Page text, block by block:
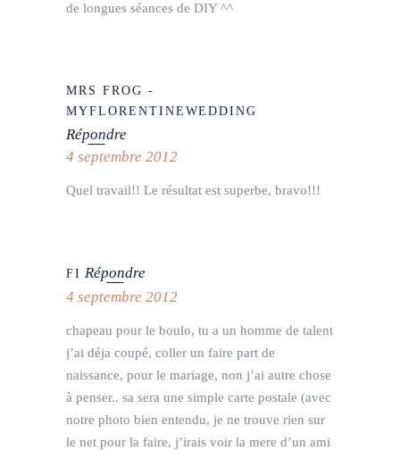
de longues séances de DIY ^^
MRS FROG -
MYFLORENTINEWEDDING
Répondre
4 septembre 2012
Quel travail!! Le résultat est superbe, bravo!!!
FI Répondre
4 septembre 2012
chapeau pour le boulo, tu a un homme de talent
j’ai déja coupé, coller un faire part de
naissance, pour le mariage, non j’ai autre chose
à penser.. sa sera une simple carte postale (avec
notre photo bien entendu, je ne trouve rien sur
le net pour la faire, j’irais voir la mere d’un ami